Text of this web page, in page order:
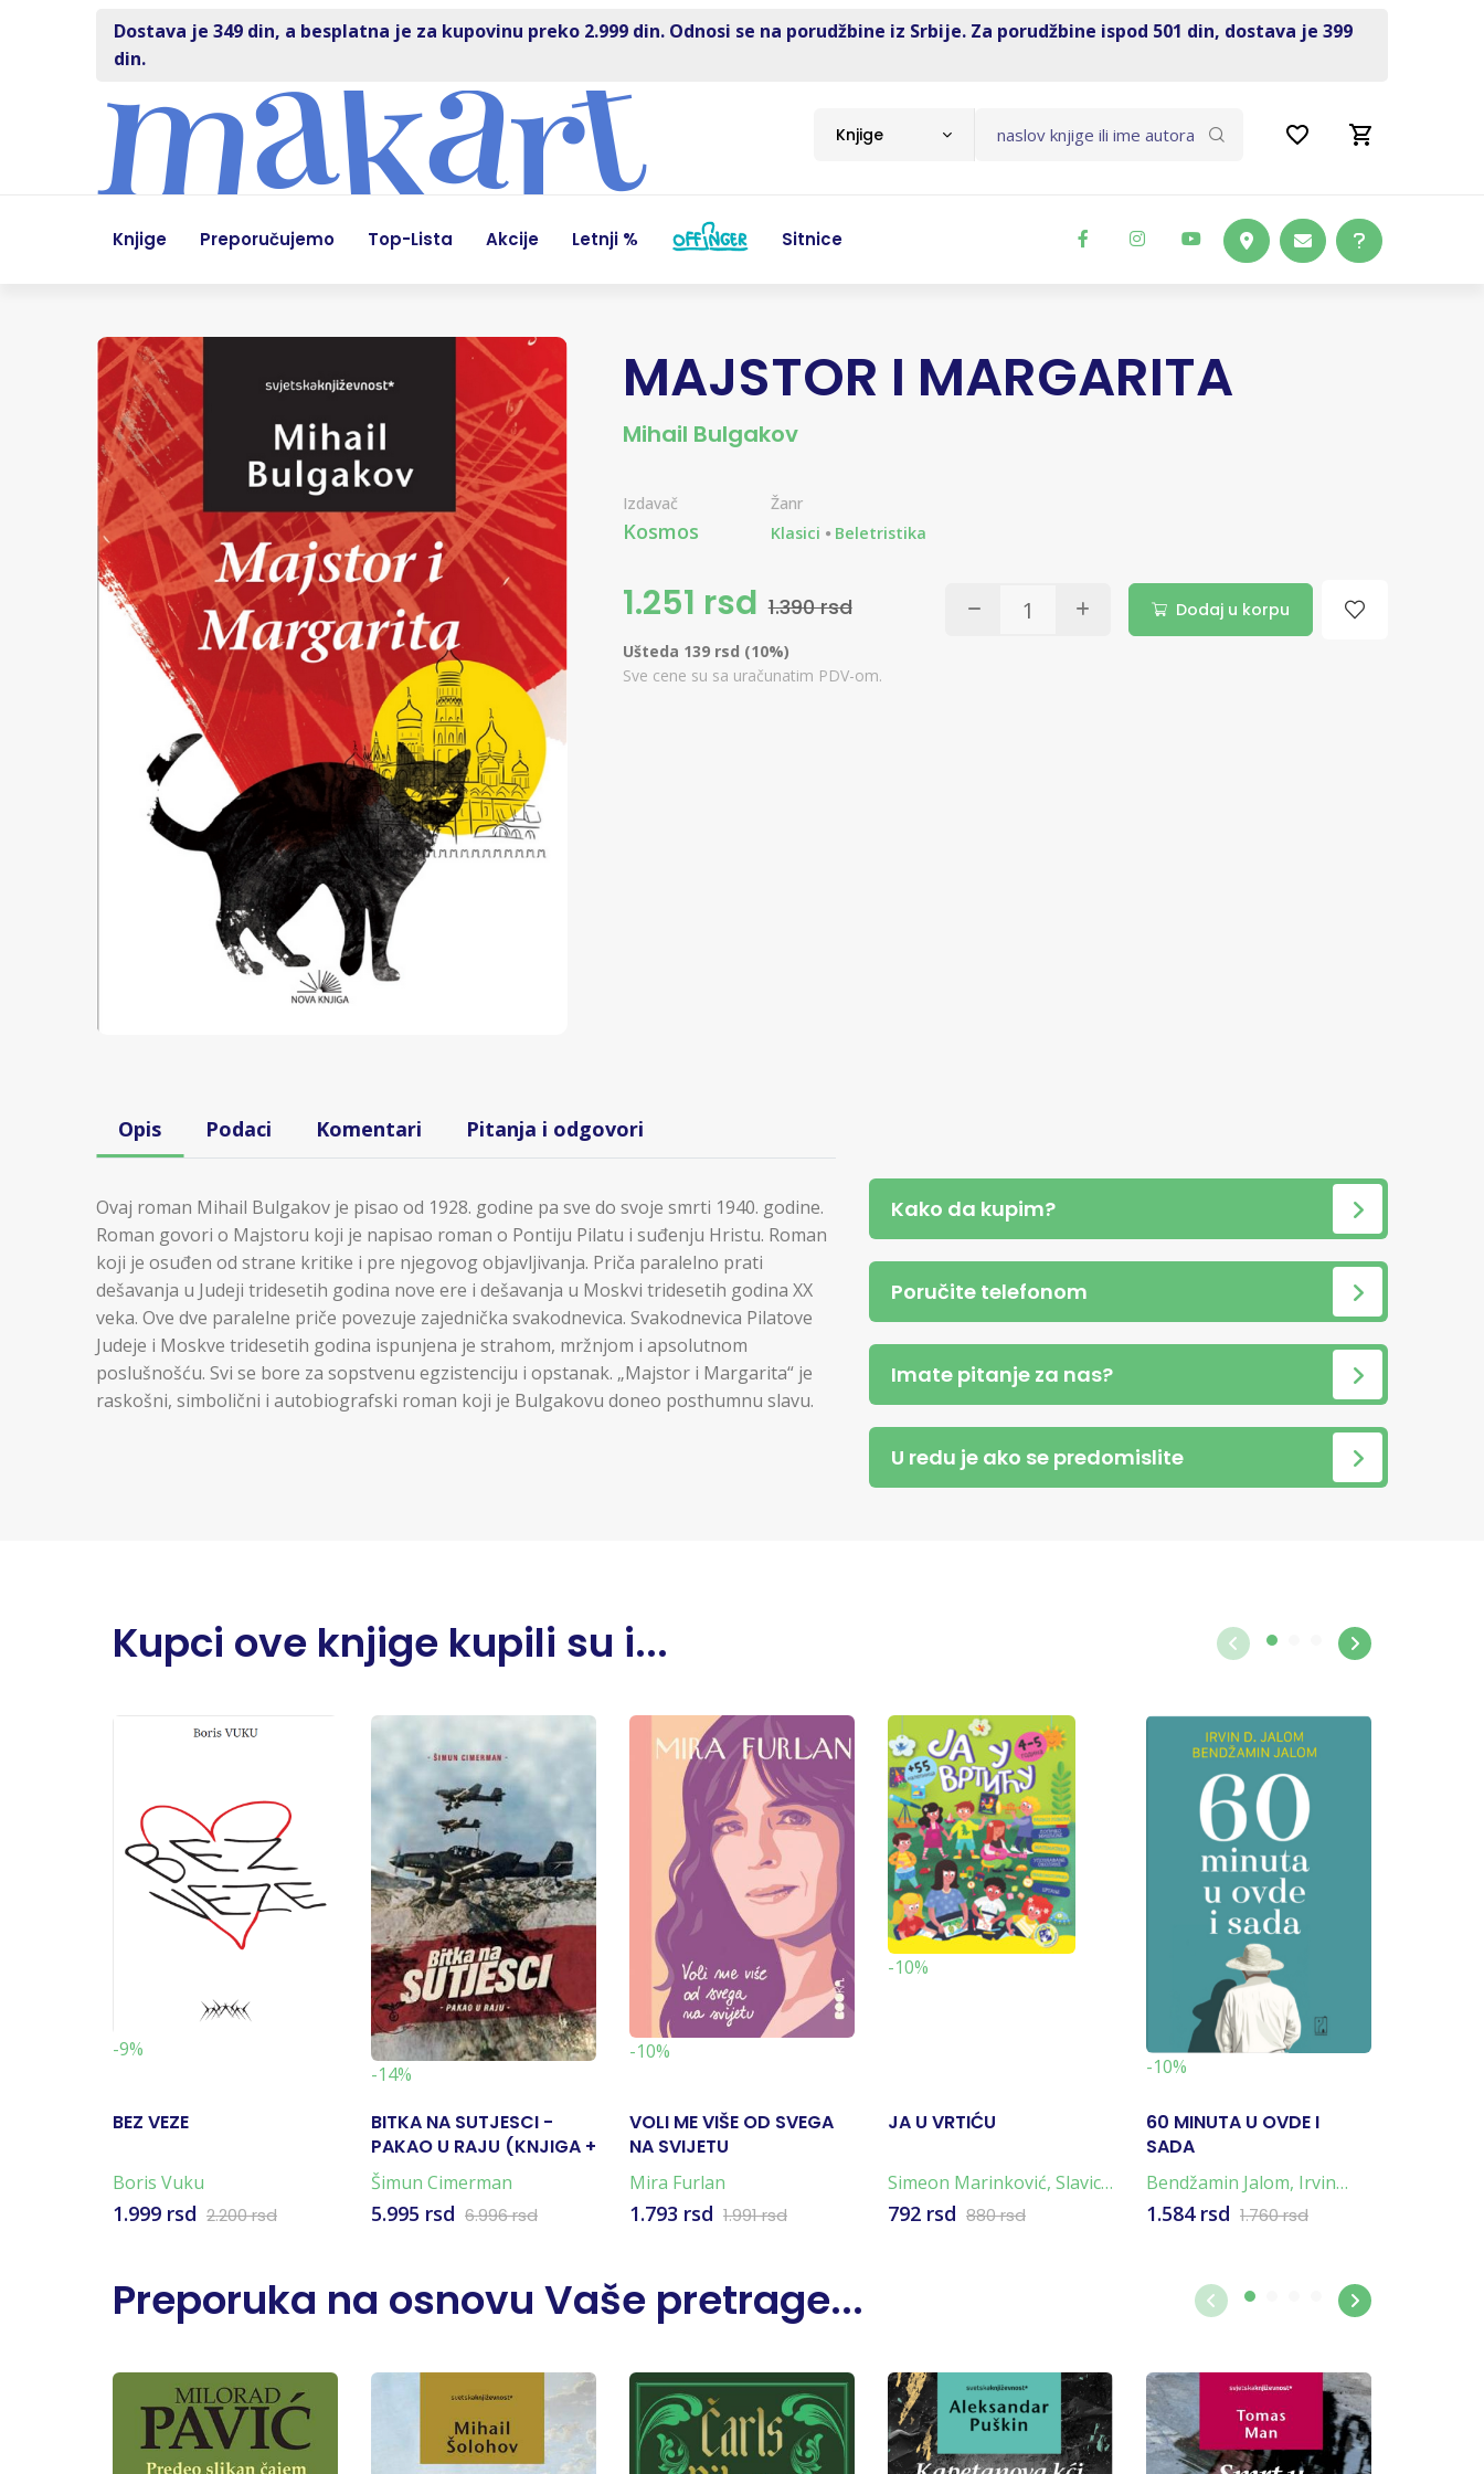
Dostava je 349 din, a besplatna je za kupovinu preko 2.999 din. Odnosi se na porudžbine iz Srbije. Za porudžbine ispod 501 din, dostava je 399
din.
Knjige
Knjige Preporučujemo Top-Lista Akcije Letnji % Sitnice
MAJSTOR I MARGARITA
Mihail Bulgakov
Izdavač
Kosmos
Žanr
Klasici
Beletristika
1.251 rsd 1.390 rsd Dodaj u korpu
Ušteda 139 rsd (10%)
Sve cene su sa uračunatim PDV-om.
Opis Podaci Komentari Pitanja i odgovori
Ovaj roman Mihail Bulgakov je pisao od 1928. godine pa sve do svoje smrti 1940. godine.
Roman govori o Majstoru koji je napisao roman o Pontiju Pilatu i suđenju Hristu. Roman
koji je osuđen od strane kritike i pre njegovog objavljivanja. Priča paralelno prati
dešavanja u Judeji tridesetih godina nove ere i dešavanja u Moskvi tridesetih godina XX
veka. Ove dve paralelne priče povezuje zajednička svakodnevica. Svakodnevica Pilatove
Judeje i Moskve tridesetih godina ispunjena je strahom, mržnjom i apsolutnom
poslušnošću. Svi se bore za sopstvenu egzistenciju i opstanak. „Majstor i Margarita“ je
raskošni, simbolični i autobiografski roman koji je Bulgakovu doneo posthumnu slavu.
Kako da kupim?
Poručite telefonom
Imate pitanje za nas?
U redu je ako se predomislite
Kupci ove knjige kupili su i...
-9%
BEZ VEZE
Boris Vuku
1.999 rsd 2.200 rsd
-14%
BITKA NA SUTJESCI -
PAKAO U RAJU (KNJIGA +
KARTA)
Šimun Cimerman
5.995 rsd 6.996 rsd
-10%
VOLI ME VIŠE OD SVEGA
NA SVIJETU
Mira Furlan
1.793 rsd 1.991 rsd
-10%
JA U VRTIĆU
Simeon Marinković, Slavica
Marković
792 rsd 880 rsd
-10%
60 MINUTA U OVDE I
SADA
Bendžamin Jalom, Irvin
Jalom
1.584 rsd 1.760 rsd
Preporuka na osnovu Vaše pretrage...